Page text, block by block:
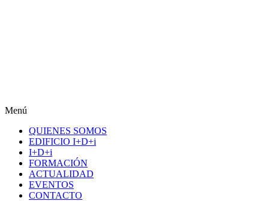
Menú
QUIENES SOMOS
EDIFICIO I+D+i
I+D+i
FORMACIÓN
ACTUALIDAD
EVENTOS
CONTACTO